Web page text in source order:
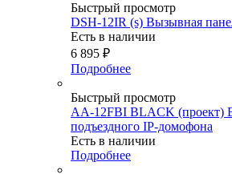
Быстрый просмотр
DSH-12IR (s) Вызывная
Есть в наличии
6 895 ₽
Подробнее
Быстрый просмотр
AA-12FBI BLACK (проект)
подъездного IP-домофона
Есть в наличии
Подробнее